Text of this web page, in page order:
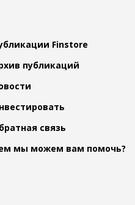
Finstore
публикаций
связь
мы можем вам помочь?